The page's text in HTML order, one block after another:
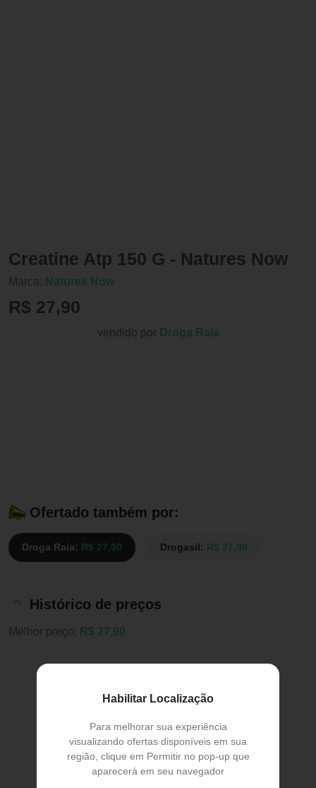
Habilitar Localização
Para melhorar sua experiência
visualizando ofertas disponíveis em sua
região, clique em Permitir no pop-up que
aparecerá em seu navegador
Creatine Atp 150 G - Natures Now
Marca: Natures Now
R$ 27,90
vendido por Droga Raia
Ofertado também por:
Droga Raia: R$ 27,90 Drogasil: R$ 27,90
Histórico de preços
Melhor preço: R$ 27,90